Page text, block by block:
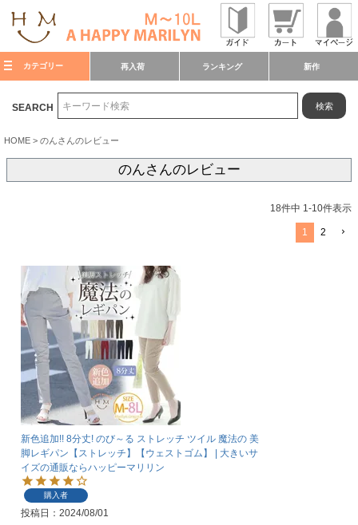
カテゴリー 再入荷 ランキング 新作
SEARCH 検索
HOME のんさんのレビュー
のんさんのレビュー
18件中 1-10件表示
1 2
新色追加!! 8分丈! のび～る ストレッチ ツイル 魔法の 美
脚レギパン【ストレッチ】【ウェストゴム】 | 大きいサ
イズの通販ならハッピーマリリン
購入者
投稿日 2024/08/01